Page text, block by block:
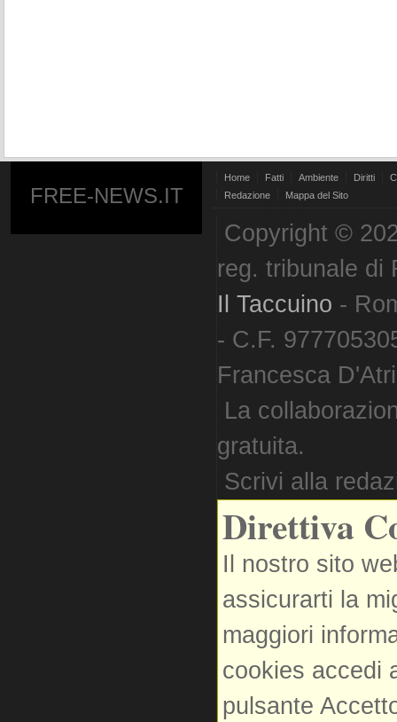
FREE-NEWS.IT
Home Fatti Ambiente Diritti
Redazione
Mappa del Sito
Copyright ©
reg. tribunale di
Il Taccuino -
- C.F.
Francesca
La
gratuita.
Scrivi alla
Direttiva
Il nostro sito
assicurarti la
maggiori
cookies accedi
pulsante